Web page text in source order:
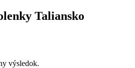
Taliansko
výsledok.